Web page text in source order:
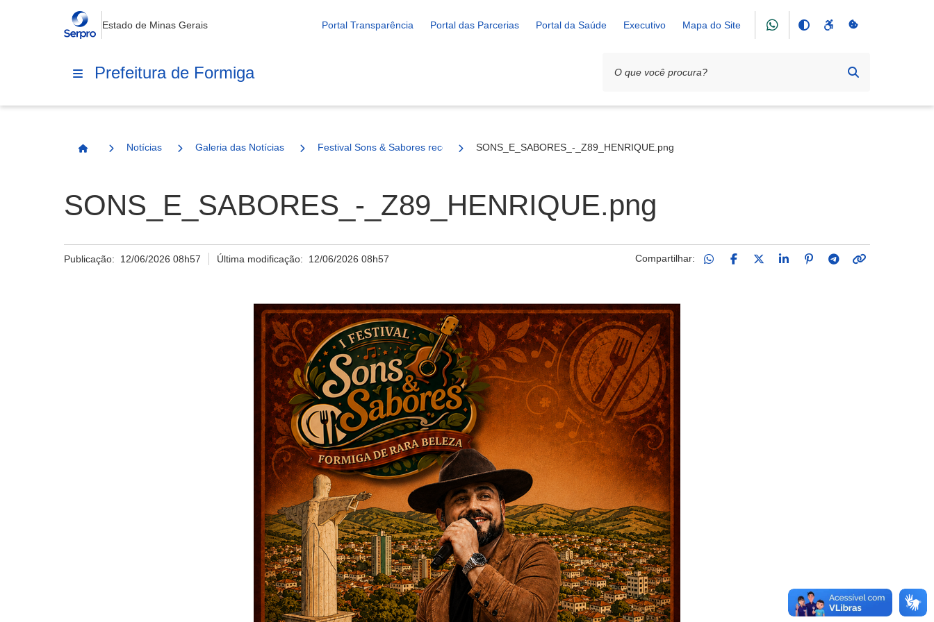
Estado de Minas Gerais Portal Transparência Portal das Parcerias Portal da Saúde Executivo Mapa do Site
Prefeitura de Formiga
Página Inicial
Notícias Galeria das Notícias Festival Sons & Sabores recebe show de Zé Henrique no dia 13 de junho
SONS_E_SABORES_-_Z89_HENRIQUE.png
SONS_E_SABORES_-_Z89_HENRIQUE.png
Publicação: 12/06/2026 08h57 Última modificação: 12/06/2026 08h57 Compartilhar: